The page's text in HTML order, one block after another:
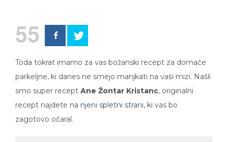
55
Toda tokrat imamo za vas božanski recept za domače
parkeljne, ki danes ne smejo manjkati na vaši mizi. Našli
smo super recept Ane Žontar Kristanc, originalni
recept najdete na njeni spletni strani, ki vas bo
zagotovo očaral.